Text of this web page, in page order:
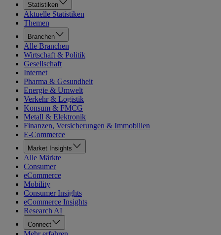
Statistiken
Aktuelle Statistiken
Themen
Branchen
Alle Branchen
Wirtschaft & Politik
Gesellschaft
Internet
Pharma & Gesundheit
Energie & Umwelt
Verkehr & Logistik
Konsum & FMCG
Metall & Elektronik
Finanzen, Versicherungen & Immobilien
E-Commerce
Market Insights
Alle Märkte
Consumer
eCommerce
Mobility
Consumer Insights
eCommerce Insights
Research AI
Connect